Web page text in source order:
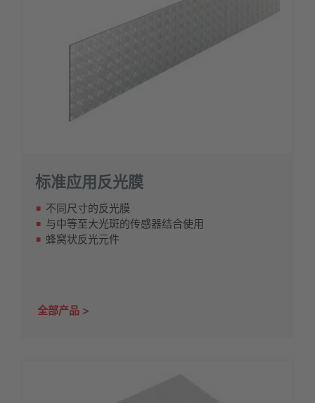
标准应用反光膜
不同尺寸的反光膜
与中等至大光斑的传感器结合使用
蜂窝状反光元件
全部产品